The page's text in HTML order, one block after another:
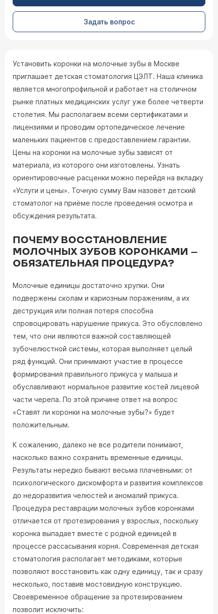
Задать вопрос
Установить коронки на молочные зубы в Москве
приглашает детская стоматология ЦЭЛТ. Наша клиника
является многопрофильной и работает на столичном
рынке платных медицинских услуг уже более четверти
столетия. Мы располагаем всеми сертификатами и
лицензиями и проводим ортопедическое лечение
маленьких пациентов с предоставлением гарантии.
Цены на коронки на молочные зубы зависят от
материала, из которого они изготовлены. Узнать
ориентировочные расценки можно перейдя на вкладку
«Услуги и цены». Точную сумму Вам назовёт детский
стоматолог на приёме после проведения осмотра и
обсуждения результата.
ПОЧЕМУ ВОССТАНОВЛЕНИЕ
МОЛОЧНЫХ ЗУБОВ КОРОНКАМИ –
ОБЯЗАТЕЛЬНАЯ ПРОЦЕДУРА?
Молочные единицы достаточно хрупки. Они
подвержены сколам и кариозным поражениям, а их
деструкция или полная потеря способна
спровоцировать нарушение прикуса. Это обусловлено
тем, что они являются важной составляющей
зубочелюстной системы, которая выполняет целый
ряд функций. Они принимают участие в процессе
формирования правильного прикуса у малыша и
обуславливают нормальное развитие костей лицевой
части черепа. По этой причине ответ на вопрос
«Ставят ли коронки на молочные зубы?» будет
положительным.
К сожалению, далеко не все родители понимают,
насколько важно сохранить временные единицы.
Результаты нередко бывают весьма плачевными: от
психологического дискомфорта и развития комплексов
до недоразвития челюстей и аномалий прикуса.
Процедура реставрации молочных зубов коронками
отличается от протезирования у взрослых, поскольку
коронка выпадает вместе с родной единицей в
процессе рассасывания корня. Современная детская
стоматология располагает методиками, которые
позволяют восстановить как одну единицу, так и сразу
несколько, поставив мостовидную конструкцию.
Своевременное обращение за протезированием
позволит исключить: